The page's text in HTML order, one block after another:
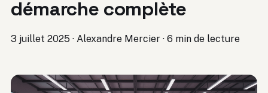
démarche complète
3 juillet 2025 · Alexandre Mercier · 6 min de lecture